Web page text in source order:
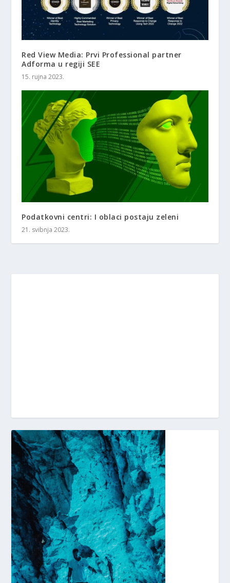
Red View Media: Prvi Professional partner
Adforma u regiji SEE
15. rujna 2023.
Podatkovni centri: I oblaci postaju zeleni
21. svibnja 2023.